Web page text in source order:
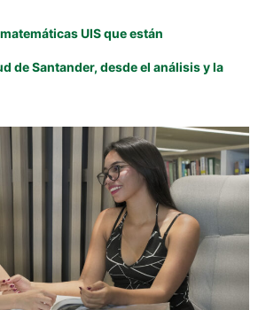
UIS que están
de Santander, desde el análisis y la